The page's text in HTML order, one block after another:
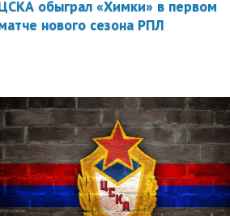
обыграл «Химки» в первом
нового сезона РПЛ